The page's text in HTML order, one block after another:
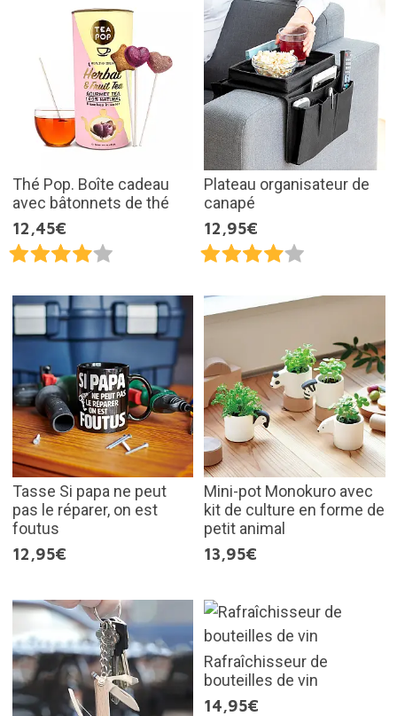
Thé Pop. Boîte cadeau
avec bâtonnets de thé
12,45€
Plateau organisateur de
canapé
12,95€
Tasse Si papa ne peut
pas le réparer, on est
foutus
12,95€
Mini-pot Monokuro avec
kit de culture en forme de
petit animal
13,95€
Rafraîchisseur de
bouteilles de vin
14,95€